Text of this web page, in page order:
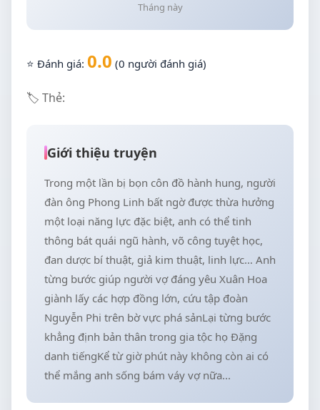
Tháng này
⭐ Đánh giá: 0.0 (0 người đánh giá)
🏷️ Thẻ:
Giới thiệu truyện
Trong một lần bị bọn côn đồ hành hung, người
đàn ông Phong Linh bất ngờ được thừa hưởng
một loại năng lực đặc biệt, anh có thể tinh
thông bát quái ngũ hành, võ công tuyệt học,
đan dược bí thuật, giả kim thuật, linh lực… Anh
từng bước giúp người vợ đáng yêu Xuân Hoa
giành lấy các hợp đồng lớn, cứu tập đoàn
Nguyễn Phi trên bờ vực phá sảnLại từng bước
khẳng định bản thân trong gia tộc họ Đặng
danh tiếngKể từ giờ phút này không còn ai có
thể mắng anh sống bám váy vợ nữa...